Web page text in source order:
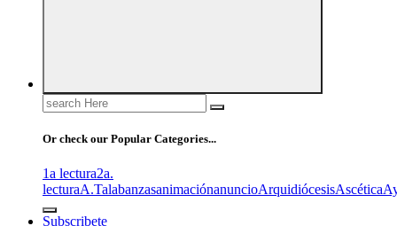
Search
for:
Or check our Popular Categories...
1a lectura2a.
lecturaA.TalabanzasanimaciónanuncioArquidiócesisAscética
Subscribete